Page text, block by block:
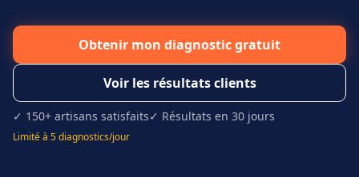
Obtenir mon diagnostic gratuit
Voir les résultats clients
✓ 150+ artisans satisfaits✓ Résultats en 30 jours
Limité à 5 diagnostics/jour